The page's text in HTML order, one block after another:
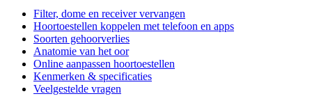
Filter, dome en receiver vervangen
Hoortoestellen koppelen met telefoon en apps
Soorten gehoorverlies
Anatomie van het oor
Online aanpassen hoortoestellen
Kenmerken & specificaties
Veelgestelde vragen